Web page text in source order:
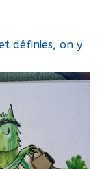
définies, on y